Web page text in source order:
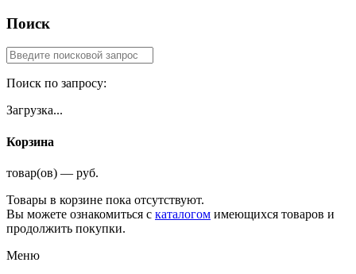
Поиск
Поиск по запросу:
Загрузка...
Корзина
товар(ов) — руб.
Товары в корзине пока отсутствуют.
Вы можете ознакомиться с каталогом имеющихся товаров и
продолжить покупки.
Меню